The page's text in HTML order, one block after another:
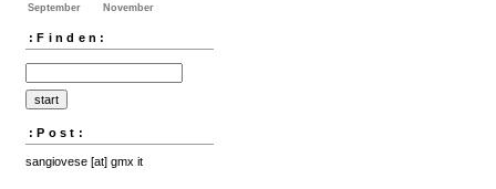
September
November
:Finden:
:Post:
sangiovese [at] gmx it